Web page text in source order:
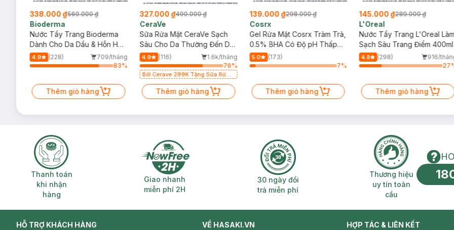
338.000 ₫560.000 ₫
Bioderma
Nước Tẩy Trang Bioderma
Dành Cho Da Dầu & Hỗn Hợp
500ml
4.9 (228)
709/tháng
83%
Thêm giỏ hàng
327.000 ₫490.000 ₫
CeraVe
Sữa Rửa Mặt CeraVe Sạch
Sâu Cho Da Thường Đến Da
Dầu 473ml
4.9 (116)
1.6k/tháng
76%
Bill Cerave 299K Tặng Sữa Rửa
Mặt Cerave 30ml (SL có hạn)
Thêm giỏ hàng
139.000 ₫298.000 ₫
Cosrx
Gel Rửa Mặt Cosrx Tràm Trà,
0.5% BHA Có Độ pH Thấp
150ml
5.0
(173)
7%
Thêm giỏ hàng
145.000 ₫289.000 ₫
L'Oreal
Nước Tẩy Trang L'Oreal Làm
Sạch Sâu Trang Điểm 400ml
4.8 (298)
916/
27
Thêm giỏ hàng
Thanh toán khi nhận hàng
Thanh toán
khi nhận
hàng
Giao nhanh miễn phí 2H
Giao nhanh
miễn phí 2H
30 ngày đổi trả miễn phí
30 ngày đổi
trả miễn phí
Thương hiệu uy
Thương hiệu
uy tín toàn
cầu
HỖ TRỢ KHÁCH HÀNG VỀ HASAKI.VN HỢP TÁC & LIÊN KẾT